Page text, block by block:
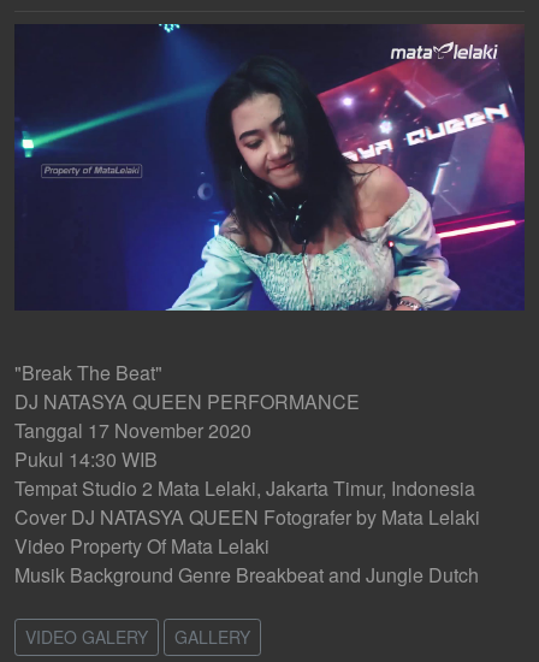
"Break The Beat"
DJ NATASYA QUEEN PERFORMANCE
Tanggal 17 November 2020
Pukul 14:30 WIB
Tempat Studio 2 Mata Lelaki, Jakarta Timur, Indonesia
Cover DJ NATASYA QUEEN Fotografer by Mata Lelaki
Video Property Of Mata Lelaki
Musik Background Genre Breakbeat and Jungle Dutch
VIDEO GALERY GALLERY